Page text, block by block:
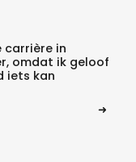
carrière in
omdat ik geloof
iets kan